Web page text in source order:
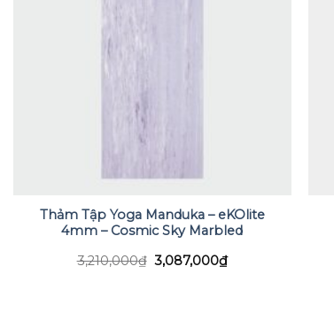
Thảm Tập Yoga Manduka – eKOlite
4mm – Cosmic Sky Marbled
3,210,000₫ Giá
gốc
3,087,000₫Giá
hiện